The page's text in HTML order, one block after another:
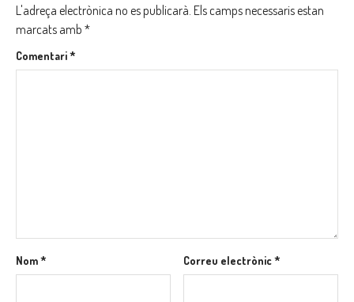
L'adreça electrònica no es publicarà. Els camps necessaris estan
marcats amb *
Comentari*
Nom* Correu electrònic*